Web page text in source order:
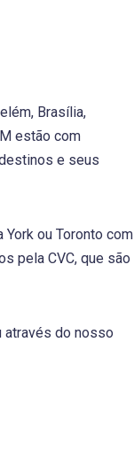
Brasília,
estão com
e seus
York ou Toronto com
pela CVC, que são
através do nosso